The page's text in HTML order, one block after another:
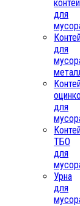
для
для
для
ТБО
для
Урна
для